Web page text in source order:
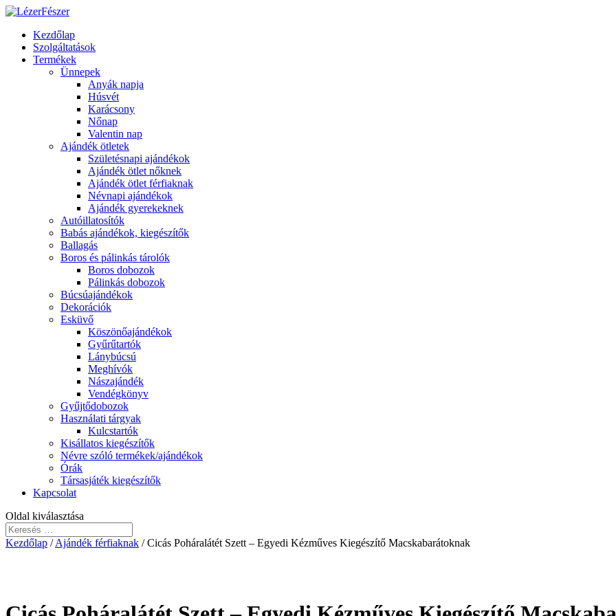
Kezdőlap
Szolgáltatások
Termékek
Ünnepek
Anyák napja
Húsvét
Karácsony
Nőnap
Valentin nap
Ajándék ötletek
Születésnapi ajándékok
Ajándék ötlet nőknek
Ajándék ötlet férfiaknak
Névnapi ajándékok
Ajándék gyerekeknek
Autóillatosítók
Babás ajándékok, kiegészítők
Ballagás
Boros és pálinkás tárolók
Boros dobozok
Pálinkás dobozok
Búcsúajándékok
Dekorációk
Esküvő
Köszönőajándékok
Gyűrűtartók
Lánybúcsú
Meghívók
Nászajándék
Vendégkönyv
Gyűjtődobozok
Használati tárgyak
Kulcstartók
Kisállatos kiegészítők
Névre szóló termékek/ajándékok
Órák
Társasjáték kiegészítők
Kapcsolat
Oldal kiválasztása
Kezdőlap /Ajándék férfiaknak / Cicás Poháralátét Szett – Egyedi Kézműves Kiegészítő Macskabarátoknak